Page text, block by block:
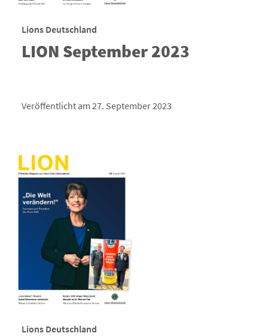
Lions Deutschland
LION September 2023
Veröffentlicht am 27. September 2023
Lions Deutschland